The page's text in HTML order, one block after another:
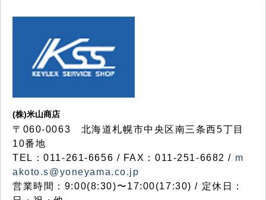
(株)米山商店
〒060-0063 北海道札幌市中央区南三条西5丁目
10番地
TEL：011-261-6656 / FAX：011-251-6682 / m
akoto.s@yoneyama.co.jp
営業時間：9:00(8:30)〜17:00(17:30) / 定休日：